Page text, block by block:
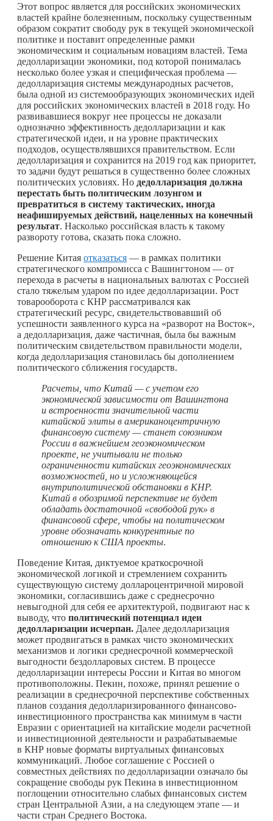
Этот вопрос является для российских экономических
властей крайне болезненным, поскольку существенным
образом сократит свободу рук в текущей экономической
политике и поставит определенные рамки
экономическим и социальным новациям властей. Тема
дедолларизации экономики, под которой понималась
несколько более узкая и специфическая проблема —
дедолларизация системы международных расчетов,
была одной из системообразующих экономических идей
для российских экономических властей в 2018 году. Но
развивавшиеся вокруг нее процессы не доказали
однозначно эффективность дедолларизации и как
стратегической идеи, и на уровне практических
подходов, осуществлявшихся правительством. Если
дедолларизация и сохранится на 2019 год как приоритет,
то задачи будут решаться в существенно более сложных
политических условиях. Но дедолларизация должна
перестать быть политическим лозунгом и
превратиться в систему тактических, иногда
неафишируемых действий, нацеленных на конечный
результат. Насколько российская власть к такому
развороту готова, сказать пока сложно.
Решение Китая отказаться — в рамках политики
стратегического компромисса с Вашингтоном — от
перехода в расчеты в национальных валютах с Россией
стало тяжелым ударом по идее дедолларизации. Рост
товарооборота с КНР рассматривался как
стратегический ресурс, свидетельствовавший об
успешности заявленного курса на «разворот на Восток»,
а дедолларизация, даже частичная, была бы важным
политическим свидетельством правильности модели,
когда дедолларизация становилась бы дополнением
политического сближения государств.
Расчеты, что Китай — с учетом его
экономической зависимости от Вашингтона
и встроенности значительной части
китайской элиты в американоцентричную
финансовую систему — станет союзником
России в важнейшем геоэкономическом
проекте, не учитывали не только
ограниченности китайских геоэкономических
возможностей, но и усложняющейся
внутриполитической обстановки в КНР.
Китай в обозримой перспективе не будет
обладать достаточной «свободой рук» в
финансовой сфере, чтобы на политическом
уровне обозначать конкурентные по
отношению к США проекты.
Поведение Китая, диктуемое краткосрочной
экономической логикой и стремлением сохранить
существующую систему доллароцентричной мировой
экономики, согласившись даже с среднесрочно
невыгодной для себя ее архитектурой, подвигают нас к
выводу, что политический потенциал идеи
дедолларизации исчерпан. Далее дедолларизация
может продвигаться в рамках чисто экономических
механизмов и логики среднесрочной коммерческой
выгодности бездолларовых систем. В процессе
дедолларизации интересы России и Китая во многом
противоположны. Пекин, похоже, принял решение о
реализации в среднесрочной перспективе собственных
планов создания дедолларизированного финансово-
инвестиционного пространства как минимум в части
Евразии с ориентацией на китайские модели расчетной
и инвестиционной деятельности и разрабатываемые
в КНР новые форматы виртуальных финансовых
коммуникаций. Любое соглашение с Россией о
совместных действиях по дедолларизации означало бы
сокращение свободы рук Пекина в инвестиционном
поглощении относительно слабых финансовых систем
стран Центральной Азии, а на следующем этапе — и
части стран Среднего Востока.